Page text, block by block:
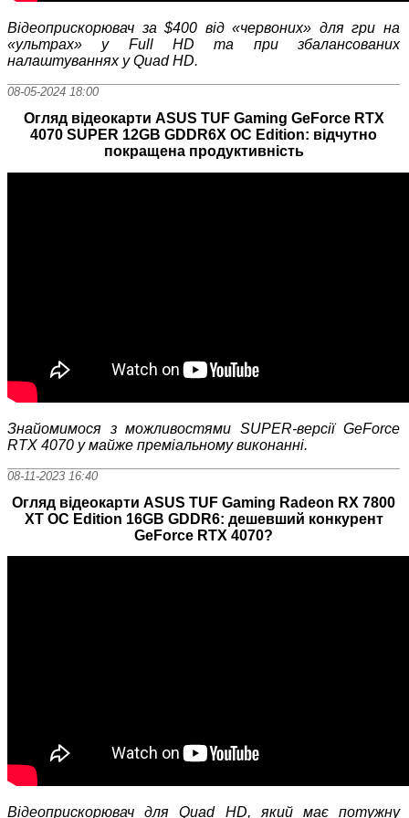
Відеоприскорювач за $400 від «червоних» для гри на
«ультрах» у Full HD та при збалансованих
налаштуваннях у Quad HD.
08-05-2024 18:00
Огляд відеокарти ASUS TUF Gaming GeForce RTX
4070 SUPER 12GB GDDR6X OC Edition: відчутно
покращена продуктивність
Знайомимося з можливостями SUPER-версії GeForce
RTX 4070 у майже преміальному виконанні.
08-11-2023 16:40
Огляд відеокарти ASUS TUF Gaming Radeon RX 7800
XT OC Edition 16GB GDDR6: дешевший конкурент
GeForce RTX 4070?
Відеоприскорювач для Quad HD, який має потужну